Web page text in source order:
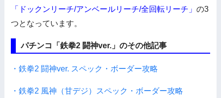
「ドックンリーチ/アンベールリーチ/全回転リーチ」の3
つとなっています。
パチンコ「鉄拳2 闘神ver.」のその他記事
・鉄拳2 闘神ver. スペック・ボーダー攻略
・鉄拳2 風神（甘デジ）スペック・ボーダー攻略